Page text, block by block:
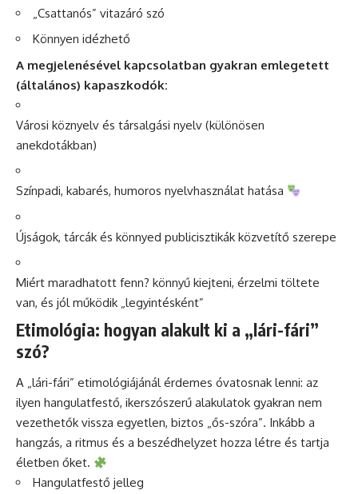
„Csattanós” vitazáró szó
Könnyen idézhető
A megjelenésével kapcsolatban gyakran emlegetett
(általános) kapaszkodók:
Városi köznyelv és társalgási nyelv (különösen
anekdotákban)
Színpadi, kabarés, humoros nyelvhasználat hatása
Újságok, tárcák és könnyed publicisztikák közvetítő szerepe
Miért maradhatott fenn? könnyű kiejteni, érzelmi töltete
van, és jól működik „legyintésként”
Etimológia: hogyan alakult ki a „lári-fári”
szó?
A „lári-fári” etimológiájánál érdemes óvatosnak lenni: az
ilyen hangulatfestő, ikerszószerű alakulatok gyakran nem
vezethetők vissza egyetlen, biztos „ős-szóra”. Inkább a
hangzás, a ritmus és a beszédhelyzet hozza létre és tartja
életben őket.
Hangulatfestő jelleg